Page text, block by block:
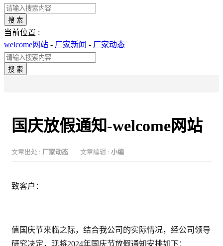
搜 索
当前位置 :
welcome网站 - 厂家新闻 - 厂家动态
搜 索
国庆放假通知-welcome网站
文章出处 : 厂家动态 文章编辑 : 小编
致客户：
值国庆节来临之际，结合我公司的实际情况，经公司领导
研究决定，现将2024年国庆节放假通知安排如下：